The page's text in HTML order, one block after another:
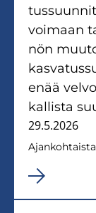
voi­maan
nön
enää
kal­lis­ta
29.5.2026
Ajan­koh­tais­ta